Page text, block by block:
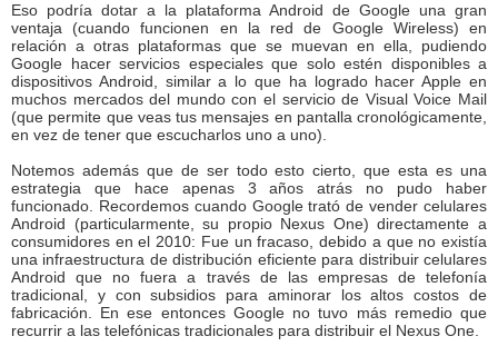
Eso podría dotar a la plataforma Android de Google una gran
ventaja (cuando funcionen en la red de Google Wireless) en
relación a otras plataformas que se muevan en ella, pudiendo
Google hacer servicios especiales que solo estén disponibles a
dispositivos Android, similar a lo que ha logrado hacer Apple en
muchos mercados del mundo con el servicio de Visual Voice Mail
(que permite que veas tus mensajes en pantalla cronológicamente,
en vez de tener que escucharlos uno a uno).
Notemos además que de ser todo esto cierto, que esta es una
estrategia que hace apenas 3 años atrás no pudo haber
funcionado. Recordemos cuando Google trató de vender celulares
Android (particularmente, su propio Nexus One) directamente a
consumidores en el 2010: Fue un fracaso, debido a que no existía
una infraestructura de distribución eficiente para distribuir celulares
Android que no fuera a través de las empresas de telefonía
tradicional, y con subsidios para aminorar los altos costos de
fabricación. En ese entonces Google no tuvo más remedio que
recurrir a las telefónicas tradicionales para distribuir el Nexus One.